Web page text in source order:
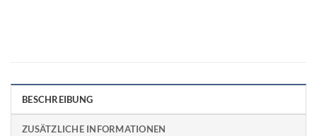
BESCHREIBUNG
ZUSÄTZLICHE INFORMATIONEN